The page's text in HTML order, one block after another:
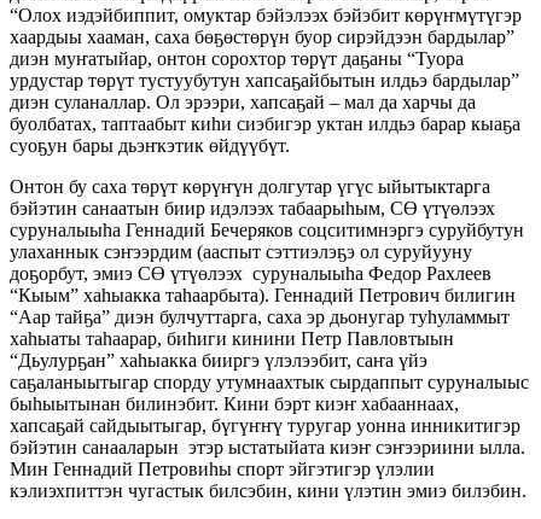
“Олох иэдэйбиппит, омуктар бэйэлээх бэйэбит көрүҥмүтүгэр
хаардыы хааман, саха бөҕөстөрүн буор сирэйдээн бардылар”
диэн муҥатыйар, онтон сорохтор төрүт даҕаны “Туора
урдустар төрүт тустуубутун хапсаҕайбытын илдьэ бардылар”
диэн суланаллар. Ол эрээри, хапсаҕай – мал да харчы да
буолбатах, таптаабыт киһи сиэбигэр уктан илдьэ барар кыаҕа
суоҕун бары дьэҥкэтик өйдүүбүт.
Онтон бу саха төрүт көрүҥүн долгутар үгүс ыйытыктарга
бэйэтин санаатын биир идэлээх табаарыһым, СӨ үтүөлээх
суруналыыһа Геннадий Бечеряков соцситимнэргэ суруйбутун
улаханнык сэҥээрдим (ааспыт сэттиэлэҕэ ол суруйууну
доҕорбут, эмиэ СӨ үтүөлээх суруналыыһа Федор Рахлеев
“Кыым” хаһыакка таһаарбыта). Геннадий Петрович билигин
“Аар тайҕа” диэн булчуттарга, саха эр дьонугар туһуламмыт
хаһыаты таһаарар, биһиги кинини Петр Павловтыын
“Дьулурҕан” хаһыакка бииргэ үлэлээбит, саҥа үйэ
саҕаланыытыгар спорду утумнаахтык сырдаппыт суруналыыс
быһыытынан билинэбит. Кини бэрт киэҥ хабааннаах,
хапсаҕай сайдыытыгар, бүгүҥҥү туругар уонна инникитигэр
бэйэтин санааларын этэр ыстатыйата киэҥ сэҥээриини ылла.
Мин Геннадий Петровиһы спорт эйгэтигэр үлэлии
кэлиэхпиттэн чугастык билсэбин, кини үлэтин эмиэ билэбин.